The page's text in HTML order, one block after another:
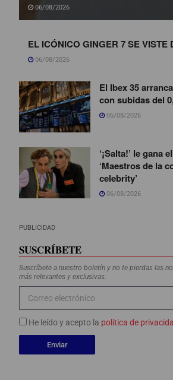
06/08/2026
EL ICÓNICO GINGER 7 SE VISTE
06/08/2026
El Ibex 35
con subidas del
06/08/2026
‘¡Salta!’ le gana
‘Maestros de la
celebrity’
06/08/2026
PUBLICIDAD
SUSCRÍBETE
Suscríbete a nuestro boletín y no te pierdas las
más relevantes y exclusivas.
He leído y acepto la política de
Enviar